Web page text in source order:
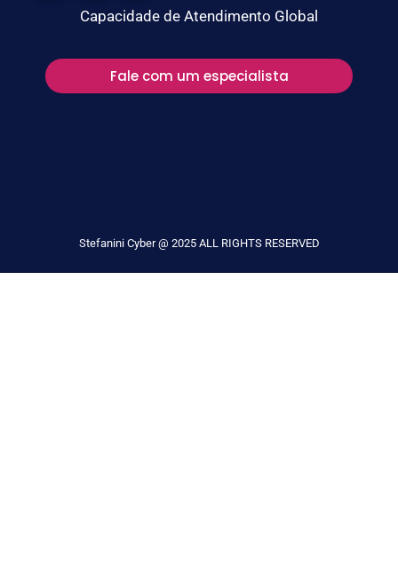
Capacidade de Atendimento Global
Fale com um especialista
Stefanini Cyber @ 2025 ALL RIGHTS RESERVED